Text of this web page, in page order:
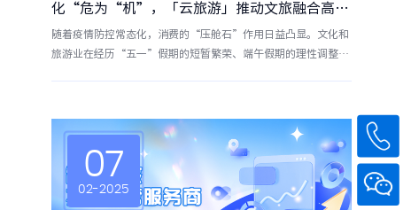
化“危为“机”，「云旅游」推动文旅融合高质量发展！
随着疫情防控常态化，消费的“压舱石”作用日益凸显。文化和
旅游业在经历“五一”假期的短暂繁荣、端午假期的理性调整
给。针对性开发一对一、三人团等定制化、精细化旅游产品，更
好适应出游结构变化。二是提升
07
02-2025